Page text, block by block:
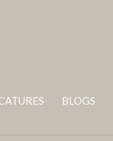
BLOGS